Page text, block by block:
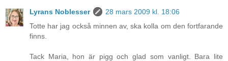
Lyrans Noblesser
28 mars 2009 kl. 18:06
Totte har jag också minnen av, ska kolla om den fortfarande
finns.
Tack Maria, hon är pigg och glad som vanligt. Bara lite